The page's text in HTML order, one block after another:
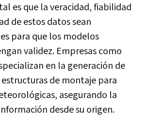
es que la veracidad, fiabilidad
de estos datos sean
para que los modelos
validez. Empresas como
en la generación de
de montaje para
asegurando la
desde su origen.